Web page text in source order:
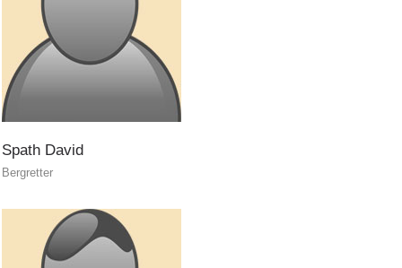
Canyoning
Spath David
Bergretter